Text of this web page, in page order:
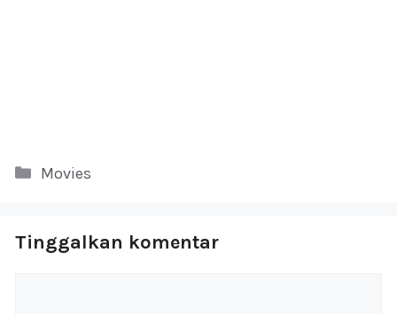
Kategori
Movies
Tinggalkan komentar